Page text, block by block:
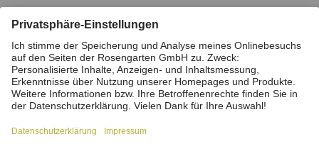
Impressum Datenschutz
Stiftung
Interne Meldestelle
Zahlungsmittel
Barrierefreiheitserklärung
Vertrag widerrufen